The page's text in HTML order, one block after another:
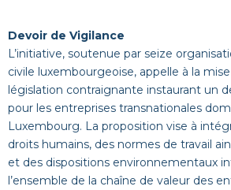
Devoir de Vigilance
L’initiative, soutenue par seize
civile luxembourgeoise, appelle à la
législation contraignante instaurant un
pour les entreprises transnationales
Luxembourg. La proposition vise à
droits humains, des normes de travail
et des dispositions environnementaux
l’ensemble de la chaîne de valeur des